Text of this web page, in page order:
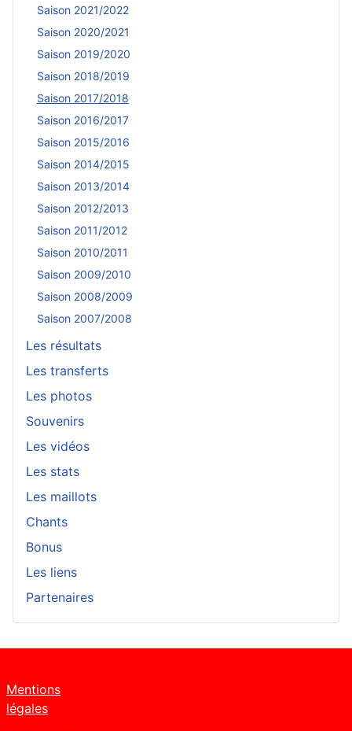
Saison 2021/2022
Saison 2020/2021
Saison 2019/2020
Saison 2018/2019
Saison 2017/2018
Saison 2016/2017
Saison 2015/2016
Saison 2014/2015
Saison 2013/2014
Saison 2012/2013
Saison 2011/2012
Saison 2010/2011
Saison 2009/2010
Saison 2008/2009
Saison 2007/2008
Les résultats
Les transferts
Les photos
Souvenirs
Les vidéos
Les stats
Les maillots
Chants
Bonus
Les liens
Partenaires
Mentions
légales